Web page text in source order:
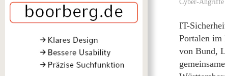
IT-
Portalen im
von Bund,